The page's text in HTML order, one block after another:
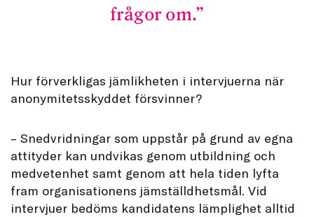
frågor om.
Hur förverkligas jämlikheten i intervjuerna när
anonymitetsskyddet försvinner?
– Snedvridningar som uppstår på grund av egna
attityder kan undvikas genom utbildning och
medvetenhet samt genom att hela tiden lyfta
fram organisationens jämställdhetsmål. Vid
intervjuer bedöms kandidatens lämplighet alltid